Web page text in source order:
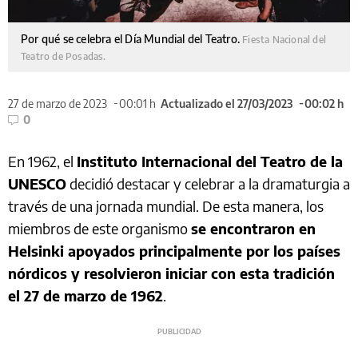
Por qué se celebra el Día Mundial del Teatro. Fiesta Nacional del
Teatro de Posadas.
27 de marzo de 2023 00:01 h Actualizado el 27/03/2023
00:02 h
0
En 1962, el Instituto Internacional del Teatro de la
UNESCOdecidió destacar y celebrar a la dramaturgia a
través de una jornada mundial. De esta manera, los
miembros de este organismose encontraron en
Helsinki apoyados principalmente por los países
nórdicos y resolvieron iniciar con esta tradición
el 27 de marzo de 1962.